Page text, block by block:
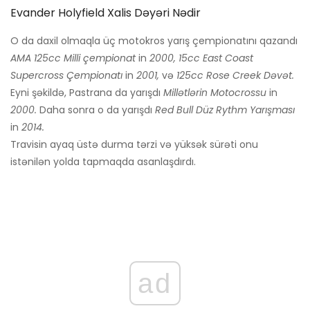
Evander Holyfield Xalis Dəyəri Nədir
O da daxil olmaqla üç motokros yarış çempionatını qazandı
AMA 125cc Milli çempionatin 2000, 15cc East Coast
Supercross Çempionatı in 2001, və 125cc Rose Creek Dəvət.
Eyni şəkildə, Pastrana da yarışdı Millətlərin Motocrossu in
2000. Daha sonra o da yarışdı Red Bull Düz Rythm Yarışması
in 2014.
Travisin ayaq üstə durma tərzi və yüksək sürəti onu
istənilən yolda tapmaqda asanlaşdırdı.
ad